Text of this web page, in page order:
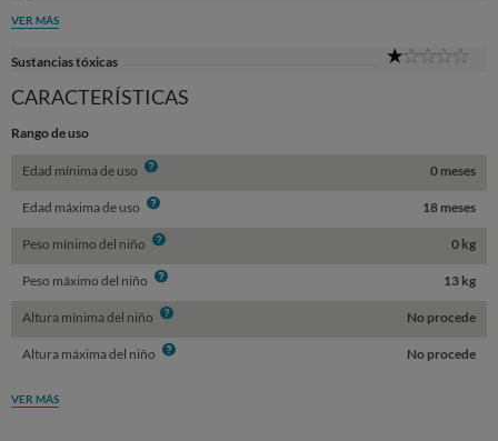
VER MÁS
Sustancias tóxicas
CARACTERÍSTICAS
Rango de uso
Edad mínima de uso Info 0 meses
Edad máxima de uso Info 18 meses
Peso mínimo del niño Info 0 kg
Peso máximo del niño Info 13 kg
Altura mínima del niño Info No procede
Altura máxima del niño Info No procede
VER MÁS